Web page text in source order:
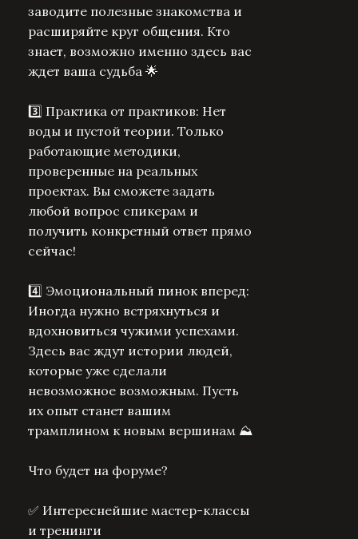
заводите полезные знакомства и
расширяйте круг общения. Кто
знает, возможно именно здесь вас
ждет ваша судьба 🌟
3️⃣ Практика от практиков: Нет
воды и пустой теории. Только
работающие методики,
проверенные на реальных
проектах. Вы сможете задать
любой вопрос спикерам и
получить конкретный ответ прямо
сейчас!
4️⃣ Эмоциональный пинок вперед:
Иногда нужно встряхнуться и
вдохновиться чужими успехами.
Здесь вас ждут истории людей,
которые уже сделали
невозможное возможным. Пусть
их опыт станет вашим
трамплином к новым вершинам ⛰️
Что будет на форуме?
✅ Интереснейшие мастер-классы
и тренинги